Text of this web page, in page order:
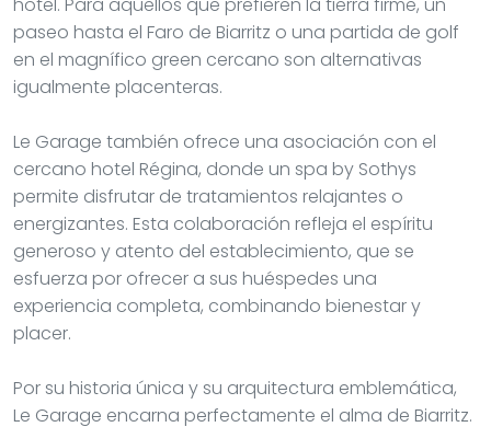
paseo hasta el Faro de Biarritz o una partida de golf
en el magnífico green cercano son alternativas
igualmente placenteras.
Le Garage también ofrece una asociación con el
cercano hotel Régina, donde un spa by Sothys
permite disfrutar de tratamientos relajantes o
energizantes. Esta colaboración refleja el espíritu
generoso y atento del establecimiento, que se
esfuerza por ofrecer a sus huéspedes una
experiencia completa, combinando bienestar y
placer.
Por su historia única y su arquitectura emblemática,
Le Garage encarna perfectamente el alma de Biarritz.